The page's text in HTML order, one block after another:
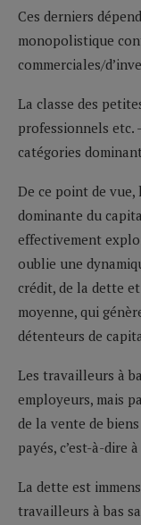
Ces derniers
monopolistique
commerciales/
La classe des
professionnels etc.
catégories
De ce point de
dominante du
effectivement
oublie une
crédit, de la dette
moyenne, qui
détenteurs de
Les travailleurs à
employeurs, mais
de la vente de
payés, c’est-à-dire
La dette est
travailleurs à bas